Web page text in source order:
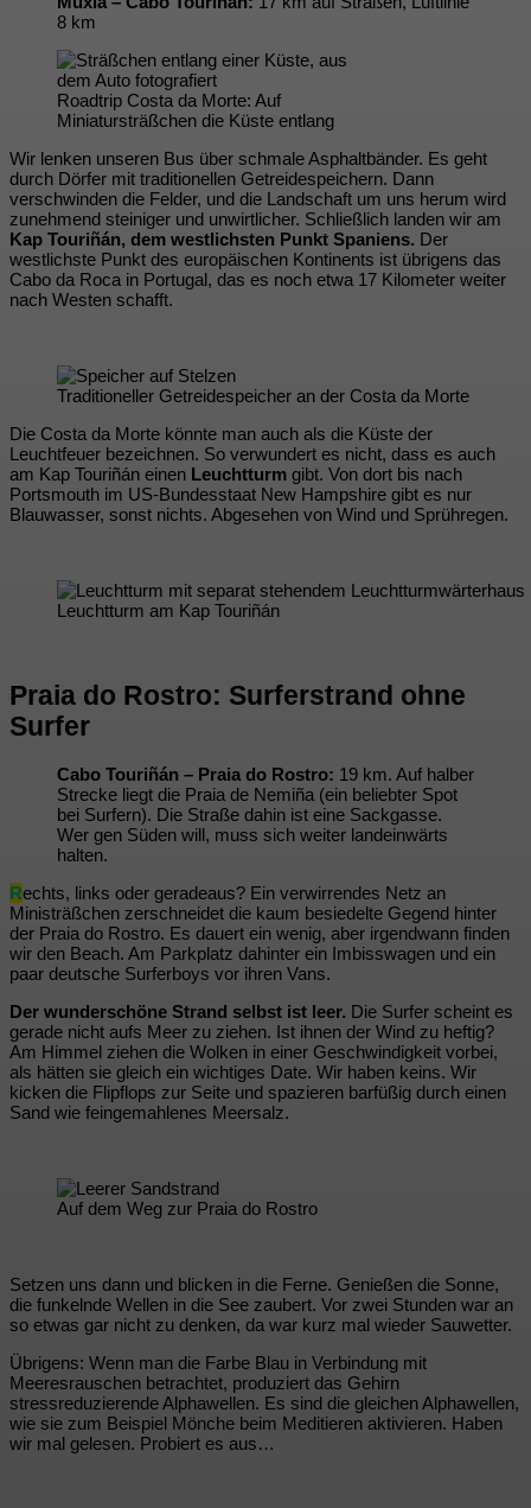
8 km
Roadtrip Costa da Morte: Auf
Miniatursträßchen die Küste entlang
Wir lenken unseren Bus über schmale Asphaltbänder. Es geht
durch Dörfer mit traditionellen Getreidespeichern. Dann
verschwinden die Felder, und die Landschaft um uns herum wird
zunehmend steiniger und unwirtlicher. Schließlich landen wir am
Kap Touriñán, dem westlichsten Punkt Spaniens. Der
westlichste Punkt des europäischen Kontinents ist übrigens das
Cabo da Roca in Portugal, das es noch etwa 17 Kilometer weiter
nach Westen schafft.
Traditioneller Getreidespeicher an der Costa da Morte
Die Costa da Morte könnte man auch als die Küste der
Leuchtfeuer bezeichnen. So verwundert es nicht, dass es auch
am Kap Touriñán einen Leuchtturm gibt. Von dort bis nach
Portsmouth im US-Bundesstaat New Hampshire gibt es nur
Blauwasser, sonst nichts. Abgesehen von Wind und Sprühregen.
Leuchtturm am Kap Touriñán
Praia do Rostro: Surferstrand ohne
Surfer
Cabo Touriñán – Praia do Rostro: 19 km. Auf halber
Strecke liegt die Praia de Nemiña (ein beliebter Spot
bei Surfern). Die Straße dahin ist eine Sackgasse.
Wer gen Süden will, muss sich weiter landeinwärts
halten.
Rechts, links oder geradeaus? Ein verwirrendes Netz an
Ministräßchen zerschneidet die kaum besiedelte Gegend hinter
der Praia do Rostro. Es dauert ein wenig, aber irgendwann finden
wir den Beach. Am Parkplatz dahinter ein Imbisswagen und ein
paar deutsche Surferboys vor ihren Vans.
Der wunderschöne Strand selbst ist leer. Die Surfer scheint es
gerade nicht aufs Meer zu ziehen. Ist ihnen der Wind zu heftig?
Am Himmel ziehen die Wolken in einer Geschwindigkeit vorbei,
als hätten sie gleich ein wichtiges Date. Wir haben keins. Wir
kicken die Flipflops zur Seite und spazieren barfüßig durch einen
Sand wie feingemahlenes Meersalz.
Auf dem Weg zur Praia do Rostro
Setzen uns dann und blicken in die Ferne. Genießen die Sonne,
die funkelnde Wellen in die See zaubert. Vor zwei Stunden war an
so etwas gar nicht zu denken, da war kurz mal wieder Sauwetter.
Übrigens: Wenn man die Farbe Blau in Verbindung mit
Meeresrauschen betrachtet, produziert das Gehirn
stressreduzierende Alphawellen. Es sind die gleichen Alphawellen,
wie sie zum Beispiel Mönche beim Meditieren aktivieren. Haben
wir mal gelesen. Probiert es aus…